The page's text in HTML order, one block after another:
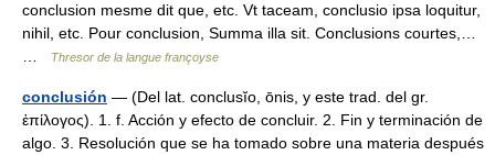
conclusion mesme dit que, etc. Vt taceam, conclusio ipsa loquitur,
nihil, etc. Pour conclusion, Summa illa sit. Conclusions courtes,…
Thresor de la langue françoyse
conclusión — (Del lat. conclusĭo, ōnis, y este trad. del gr.
ἐπίλογος). 1. f. Acción y efecto de concluir. 2. Fin y terminación de
algo. 3. Resolución que se ha tomado sobre una materia después